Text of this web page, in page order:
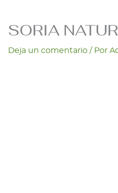
SORIA
Deja un comentario / Por